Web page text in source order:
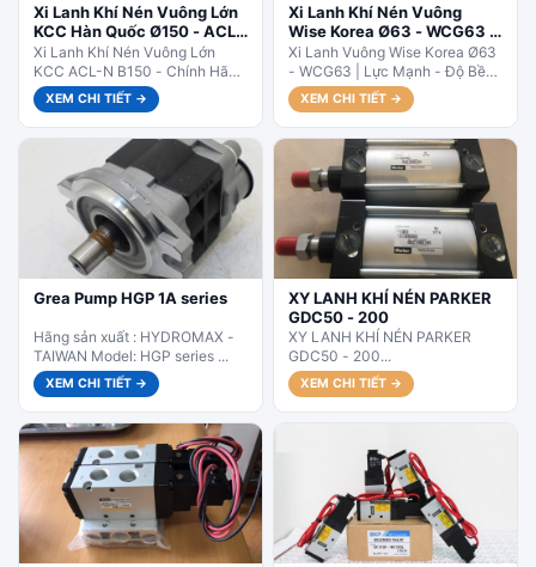
Xi Lanh Khí Nén Vuông Lớn
KCC Hàn Quốc Ø150 - ACL-
N B150
Xi Lanh Khí Nén Vuông Lớn
KCC ACL-N B150 - Chính Hãng
Hàn Quốc.ACL-N B150 – Size
rất phổ biến...
XEM CHI TIẾT →
Xi Lanh Khí Nén Vuông
Wise Korea Ø63 - WCG63 |
Hành Trình Linh Hoạt
Xi Lanh Vuông Wise Korea Ø63
- WCG63 | Lực Mạnh - Độ Bền
Cao. WCG63 – Lực đẩy mạnh,...
XEM CHI TIẾT →
Grea Pump HGP 1A series
Hãng sản xuất : HYDROMAX -
TAIWAN Model: HGP series ...
XEM CHI TIẾT →
XY LANH KHÍ NÉN PARKER
GDC50 - 200
XY LANH KHÍ NÉN PARKER
GDC50 - 200...
XEM CHI TIẾT →